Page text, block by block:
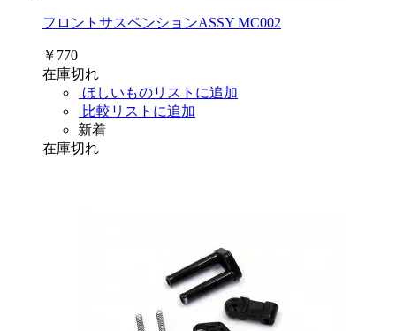
フロントサスペンションASSY MC002
￥770
在庫切れ
ほしいものリストに追加
比較リストに追加
新着
在庫切れ